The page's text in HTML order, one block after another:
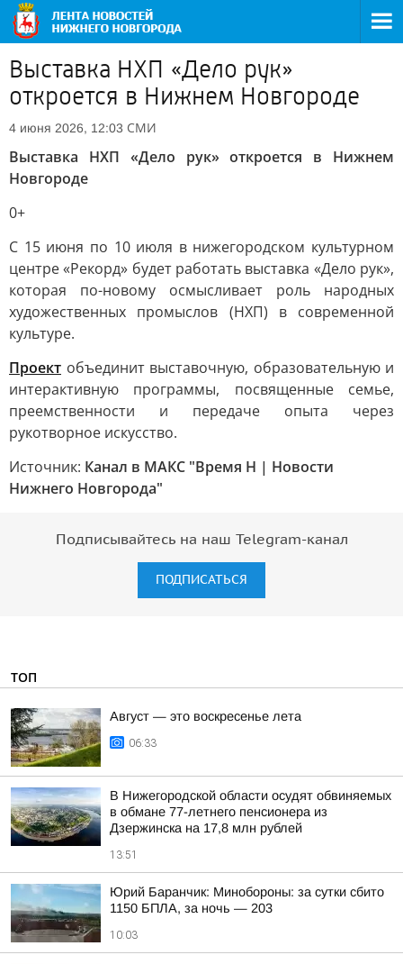
Выставка НХП «Дело рук»
откроется в Нижнем Новгороде
4 июня 2026, 12:03 СМИ
Выставка НХП «Дело рук» откроется в Нижнем
Новгороде
0+
С 15 июня по 10 июля в нижегородском культурном
центре «Рекорд» будет работать выставка «Дело рук»,
которая по-новому осмысливает роль народных
художественных промыслов (НХП) в современной
культуре.
Проект объединит выставочную, образовательную и
интерактивную программы, посвященные семье,
преемственности и передаче опыта через
рукотворное искусство.
Источник: Канал в МАКС "Время Н | Новости
Нижнего Новгорода"
Подписывайтесь на наш Telegram-канал
ПОДПИСАТЬСЯ
ТОП
Август — это воскресенье лета
06:33
В Нижегородской области осудят обвиняемых
в обмане 77-летнего пенсионера из
Дзержинска на 17,8 млн рублей
13:51
Юрий Баранчик: Минобороны: за сутки сбито
1150 БПЛА, за ночь — 203
10:03